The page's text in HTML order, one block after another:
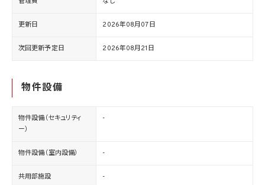
更新日 2026年08月07日
次回更新予定日 2026年08月21日
物件設備
物件設備（セキュリティ
ー）
-
物件設備（室内設備） -
共用部施設 -